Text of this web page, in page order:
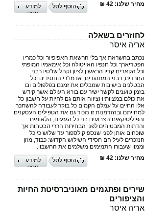
מחיר שלנו: 42 ₪
למידע
נוסף
הוסף לסל
לחוזרים בשאלה
אריה איסר
נכתב בהשראת אך בלי הרשאת האפיפיור וכל כמריו
הפטריארך וכל חנפיו האייטולה וכל אימאמיו המופתי
וכל הקאדים קדיו הראשון לציון וקהל שו''סיו רבני
החרדים, רבני המתנגדים, אדמו"רי החסידים וכל
הבטלנים בישיבות שמבלים את זמנם בפלפולים ובו
בזמן טוענים לקשר ישיר עם בורא העולם אשר קידש
את כולם במצוותיו וציווה אותם גם לחיות על חשבון כל
אלו החיים על עמלם הקמים כל בוקר לעבודה להשתכר
למחייתם ובהזדמנות זו נזכור גם את הטפילים העסקנים
והפוליטיקאים הצבועים בני כל הגזעים, הלאומים
והדתות המבטיחים לפני הבחירות הררי הבטחות אך
שוכחים אותן לפני שנספיק לספור עד שלוש כי כל
הנזכרים לעיל הם חסידי השילוש הקדוש: כבוד, מזון
וממון שעבורו התמימים משלמים את החשבון.
מחיר שלנו: 42 ₪
למידע
נוסף
הוסף לסל
שירים ופתגמים מאוניברסיטת החיות
והציפורים
אריה איסר